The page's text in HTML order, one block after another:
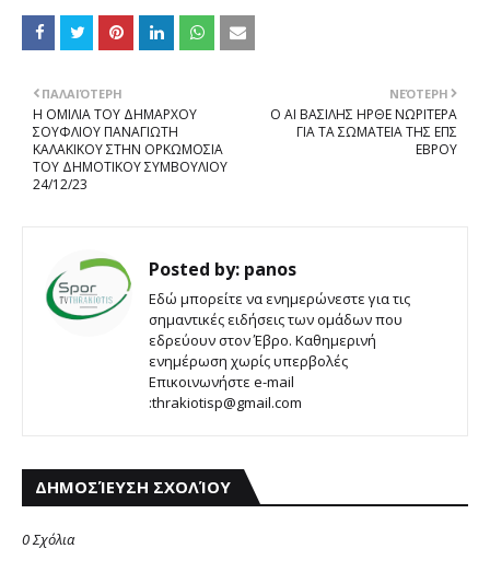
ΝΕΌΤΕΡΗ
Ο ΑΙ ΒΑΣΙΛΗΣ ΗΡΘΕ ΝΩΡΙΤΕΡΑ
ΓΙΑ ΤΑ ΣΩΜΑΤΕΙΑ ΤΗΣ ΕΠΣ
ΕΒΡΟΥ
ΠΑΛΑΙΌΤΕΡΗ
Η ΟΜΙΛΙΑ ΤΟΥ ΔΗΜΑΡΧΟΥ
ΣΟΥΦΛΙΟΥ ΠΑΝΑΓΙΩΤΗ
ΚΑΛΑΚΙΚΟΥ ΣΤΗΝ ΟΡΚΩΜΟΣΙΑ
ΤΟΥ ΔΗΜΟΤΙΚΟΥ ΣΥΜΒΟΥΛΙΟΥ
24/12/23
Posted by: panos
Εδώ μπορείτε να ενημερώνεστε για τις
σημαντικές ειδήσεις των ομάδων που
εδρεύουν στον Έβρο. Καθημερινή
ενημέρωση χωρίς υπερβολές
Επικοινωνήστε e-mail
:thrakiotisp@gmail.com
ΔΗΜΟΣΊΕΥΣΗ ΣΧΟΛΊΟΥ
0 Σχόλια